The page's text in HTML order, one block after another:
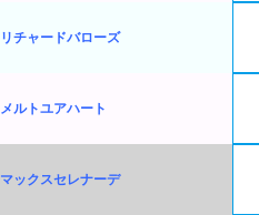
リチャードバローズ
メルトユアハート
マックスセレナーデ